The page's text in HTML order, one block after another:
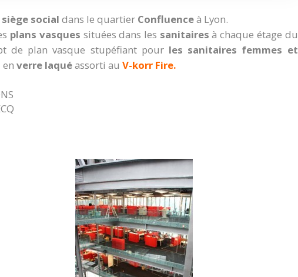
siège social dans le quartier Confluenceà Lyon.
plans vasques situées dans les sanitaires à chaque étage du
de plan vasque stupéfiant pour les sanitaires femmes et
en verre laquéassorti au V-korr Fire.